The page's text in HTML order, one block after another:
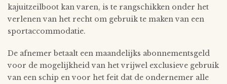
kajuitzeilboot kan varen, is te rangschikken onder het
verlenen van het recht om gebruik te maken van een
sportaccommodatie.
De afnemer betaalt een maandelijks abonnementsgeld
voor de mogelijkheid van het vrijwel exclusieve gebruik
van een schip en voor het feit dat de ondernemer alle